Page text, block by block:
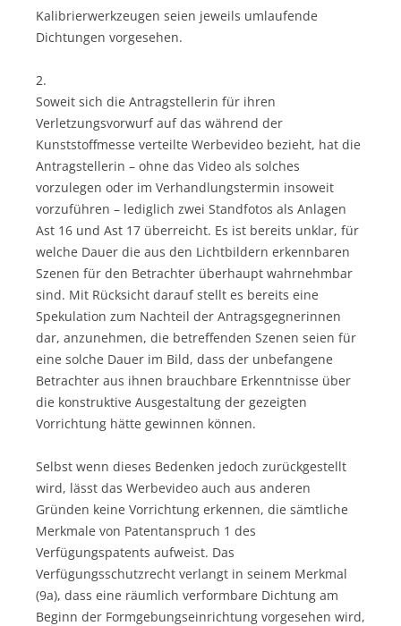
Kalibrierwerkzeugen seien jeweils umlaufende
Dichtungen vorgesehen.
2.
Soweit sich die Antragstellerin für ihren
Verletzungsvorwurf auf das während der
Kunststoffmesse verteilte Werbevideo bezieht, hat die
Antragstellerin – ohne das Video als solches
vorzulegen oder im Verhandlungstermin insoweit
vorzuführen – lediglich zwei Standfotos als Anlagen
Ast 16 und Ast 17 überreicht. Es ist bereits unklar, für
welche Dauer die aus den Lichtbildern erkennbaren
Szenen für den Betrachter überhaupt wahrnehmbar
sind. Mit Rücksicht darauf stellt es bereits eine
Spekulation zum Nachteil der Antragsgegnerinnen
dar, anzunehmen, die betreffenden Szenen seien für
eine solche Dauer im Bild, dass der unbefangene
Betrachter aus ihnen brauchbare Erkenntnisse über
die konstruktive Ausgestaltung der gezeigten
Vorrichtung hätte gewinnen können.
Selbst wenn dieses Bedenken jedoch zurückgestellt
wird, lässt das Werbevideo auch aus anderen
Gründen keine Vorrichtung erkennen, die sämtliche
Merkmale von Patentanspruch 1 des
Verfügungspatents aufweist. Das
Verfügungsschutzrecht verlangt in seinem Merkmal
(9a), dass eine räumlich verformbare Dichtung am
Beginn der Formgebungseinrichtung vorgesehen wird,